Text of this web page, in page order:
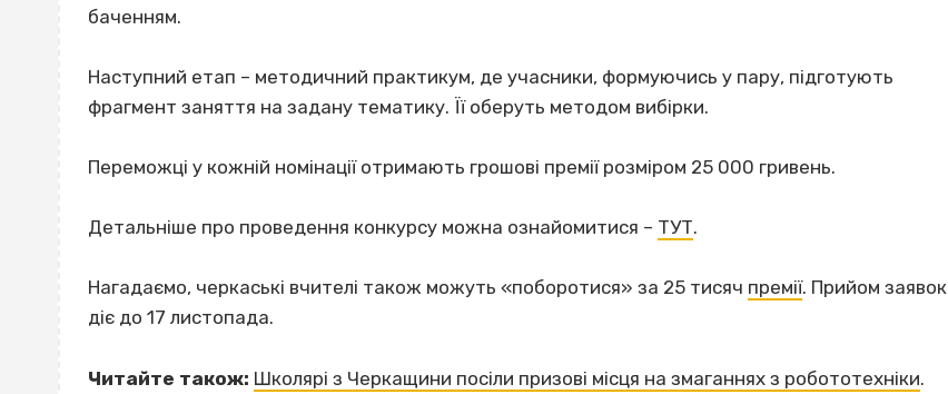
баченням.
Наступний етап – методичний практикум, де учасники, формуючись у пару, підготують
фрагмент заняття на задану тематику. Її оберуть методом вибірки.
Переможці у кожній номінації отримають грошові премії розміром 25 000 гривень.
Детальніше про проведення конкурсу можна ознайомитися – ТУТ.
Нагадаємо, черкаські вчителі також можуть «поборотися» за 25 тисяч премії. Прийом заявок
діє до 17 листопада.
Читайте також: Школярі з Черкащини посіли призові місця на змаганнях з робототехніки.